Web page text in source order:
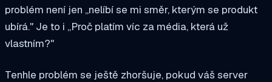
problém není jen „nelíbí se mi směr, kterým se produkt
ubírá." Je to i „Proč platím víc za média, která už
vlastním?"
Tenhle problém se ještě zhoršuje, pokud váš server